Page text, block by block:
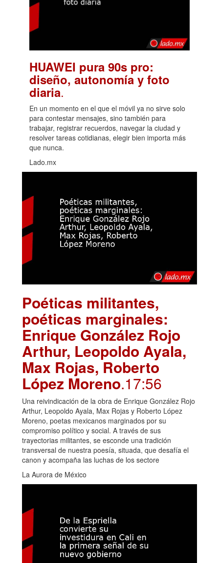
HUAWEI pura 90s pro:
diseño, autonomía y foto
diaria.
En un momento en el que el móvil ya no sirve solo
para contestar mensajes, sino también para
trabajar, registrar recuerdos, navegar la ciudad y
resolver tareas cotidianas, elegir bien importa más
que nunca.
Lado.mx
Poéticas militantes,
poéticas marginales:
Enrique González Rojo
Arthur, Leopoldo Ayala,
Max Rojas, Roberto
López Moreno.17:56
Una reivindicación de la obra de Enrique González Rojo
Arthur, Leopoldo Ayala, Max Rojas y Roberto López
Moreno, poetas mexicanos marginados por su
compromiso político y social. A través de sus
trayectorias militantes, se esconde una tradición
transversal de nuestra poesía, situada, que desafía el
canon y acompaña las luchas de los sectore
La Aurora de México